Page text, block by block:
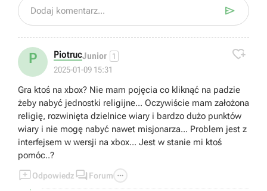
Dodaj komentarz... 
P PiotrucJunior 1
2025-01-09 15:31

Gra ktoś na xbox? Nie mam pojęcia co kliknąć na padzie
żeby nabyć jednostki religijne... Oczywiście mam założona
religię, rozwinięta dzielnice wiary i bardzo dużo punktów
wiary i nie mogę nabyć nawet misjonarza... Problem jest z
interfejsem w wersji na xbox... Jest w stanie mi ktoś
pomóc..?
Odpowiedz  Forum 